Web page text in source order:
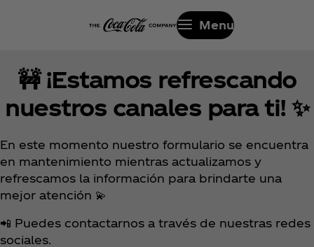
Menu
🚧 ¡Estamos refrescando
nuestros canales para ti! ✨
En este momento nuestro formulario se encuentra
en mantenimiento mientras actualizamos y
refrescamos la información para brindarte una
mejor atención 💫
📲 Puedes contactarnos a través de nuestras redes
sociales.